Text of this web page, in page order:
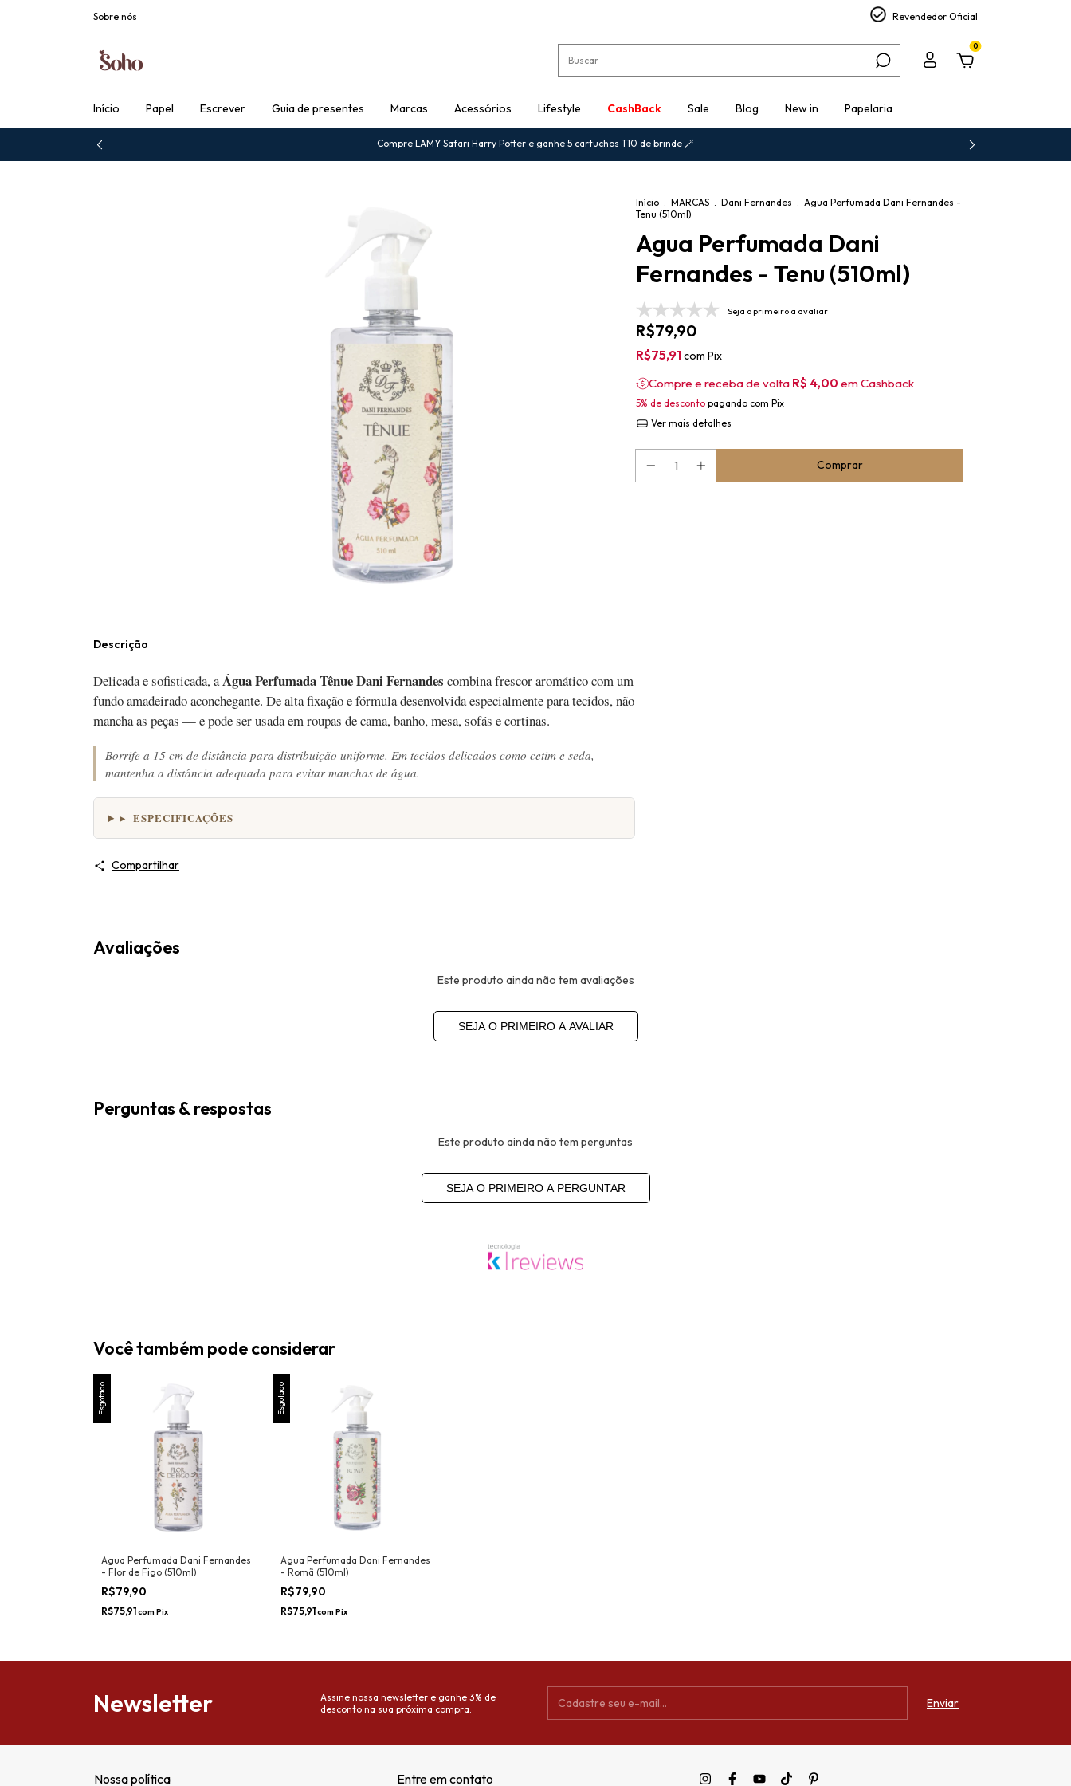
Sobre nós Revendedor Oficial
0
Início Papel Escrever Guia de presentes Marcas Acessórios Lifestyle CashBack Sale Blog New in Papelaria
Compre LAMY Safari Harry Potter e ganhe 5 cartuchos T10 de brinde 🪄
Início . MARCAS . Dani Fernandes . Agua Perfumada Dani Fernandes -
Tenu (510ml)
Agua Perfumada Dani
Fernandes - Tenu (510ml)
Seja o primeiro a avaliar
R$79,90
R$75,91com Pix
Compre e receba de volta R$ 4,00 em Cashback
5% de desconto pagando com Pix
Ver mais detalhes
Descrição
Delicada e sofisticada, aÁgua Perfumada Tênue Dani Fernandes combina frescor aromático com um
fundo amadeirado aconchegante. De alta fixação e fórmula desenvolvida especialmente para tecidos, não
mancha as peças — e pode ser usada em roupas de cama, banho, mesa, sofás e cortinas.
Borrife a 15 cm de distância para distribuição uniforme. Em tecidos delicados como cetim e seda,
mantenha a distância adequada para evitar manchas de água.
▸ ESPECIFICAÇÕES
Compartilhar
Avaliações
Este produto ainda não tem avaliações
SEJA O PRIMEIRO A AVALIAR
Perguntas & respostas
Este produto ainda não tem perguntas
SEJA O PRIMEIRO A PERGUNTAR
Você também pode considerar
Esgotado
Agua Perfumada Dani Fernandes
- Flor de Figo (510ml)
R$79,90
R$75,91com Pix
Esgotado
Agua Perfumada Dani Fernandes
- Romã (510ml)
R$79,90
R$75,91com Pix
Newsletter
Assine nossa newsletter e ganhe 3% de
desconto na sua próxima compra.
Nossa política Entre em contato